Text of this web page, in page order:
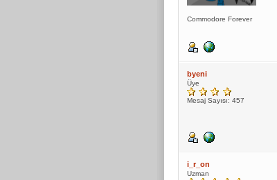
Commodore Forever
byeni
Üye
Mesaj Sayısı: 457
i_r_on
Uzman